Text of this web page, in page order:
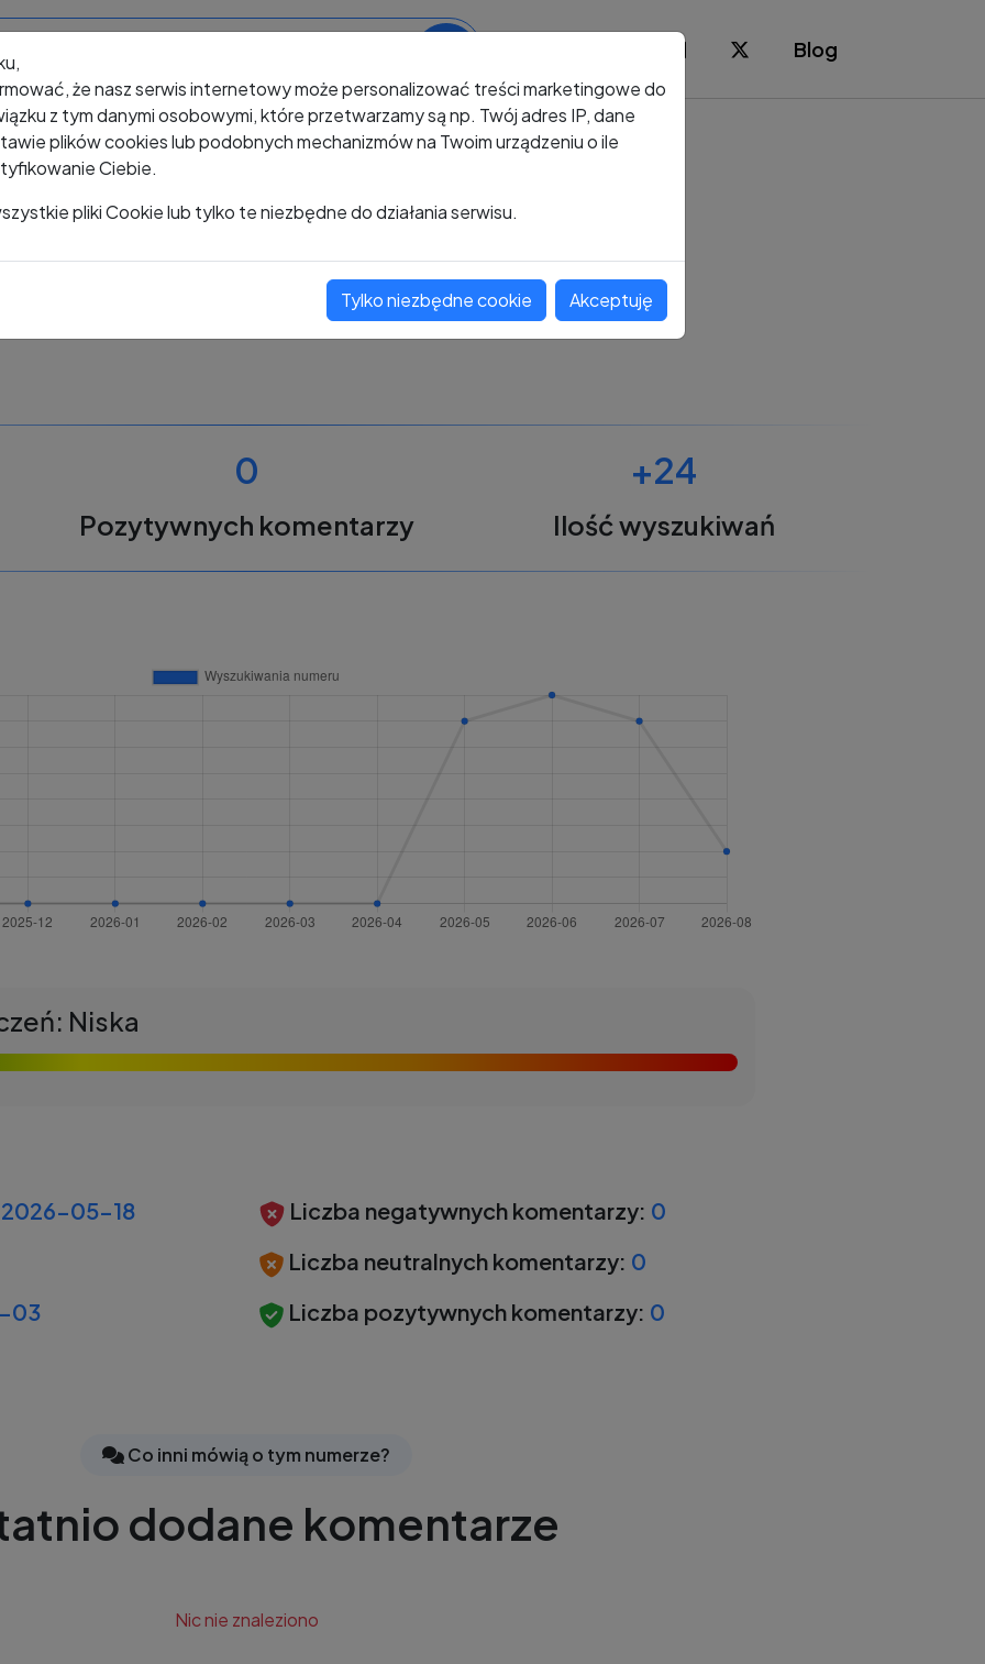
Blog
+48 530 338 559
Oceń ten numer
0
Pozytywnych komentarzy
+24
Ilość wyszukiwań
Niska
2026-05-18
03
Liczba negatywnych komentarzy: 0
Liczba neutralnych komentarzy: 0
Liczba pozytywnych komentarzy: 0
Co inni mówią o tym numerze?
dodane komentarze
Nic nie znaleziono
że nasz serwis internetowy może personalizować treści marketingowe do
z tym danymi osobowymi, które przetwarzamy są np. Twój adres IP, dane
plików cookies lub podobnych mechanizmów na Twoim urządzeniu o ile
Ciebie.
pliki Cookie lub tylko te niezbędne do działania serwisu.
Tylko niezbędne cookie Akceptuję